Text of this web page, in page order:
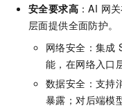
安全要求高 ：AI 网
层面提供全面防护。
网络安全：集成
能，在网络入口
数据安全：支持
暴露；对后端模